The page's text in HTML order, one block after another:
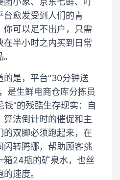
台愈发受到人们的青
你可以足不出户，只需
在半小时之内买到日常
是，平台“30分钟送
是生鲜电商仓库分拣员
钱”的残酷生存现实：自
算法倒计时的催促和主
的双脚必须跑起来，在
闪转腾挪，帮助顾客挑
箱24瓶的矿泉水，也丝
速度。